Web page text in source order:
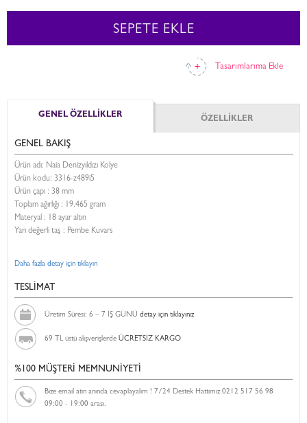
Tasarımlarıma Ekle
SEPETE EKLE
GENEL ÖZELLİKLER ÖZELLİKLER
GENEL BAKIŞ
Ürün adı: Naia Denizyıldızı Kolye
Ürün kodu: 3316-z489i5
Ürün çapı : 38 mm
Toplam ağırlığı : 19.465 gram
Materyal : 18 ayar altın
Yarı değerli taş : Pembe Kuvars
Daha fazla detay için tıklayın
TESLİMAT
Üretim Süresi: 6 – 7 İŞ GÜNÜ detay için tıklayınız
69 TL üstü alışverişlerde ÜCRETSİZ KARGO
%100 MÜŞTERİ MEMNUNİYETİ
Bize email atın anında cevaplayalım ! 7/24 Destek Hattımız 0212 517 56 98
09:00 - 19:00 arası.